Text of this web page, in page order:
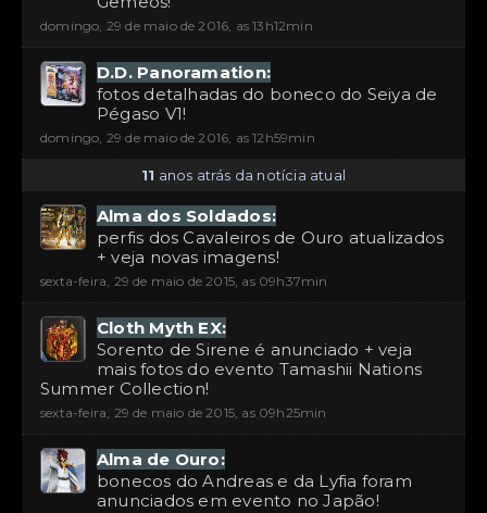
domingo, 29 de maio de 2016, as 13h12min
D.D. Panoramation:
fotos detalhadas do boneco do Seiya de
Pégaso V1!
domingo, 29 de maio de 2016, as 12h59min
11 anos atrás da notícia atual
Alma dos Soldados:
perfis dos Cavaleiros de Ouro atualizados
+ veja novas imagens!
sexta-feira, 29 de maio de 2015, as 09h37min
Cloth Myth EX:
Sorento de Sirene é anunciado + veja
mais fotos do evento Tamashii Nations
Summer Collection!
sexta-feira, 29 de maio de 2015, as 09h25min
Alma de Ouro:
bonecos do Andreas e da Lyfia foram
anunciados em evento no Japão!